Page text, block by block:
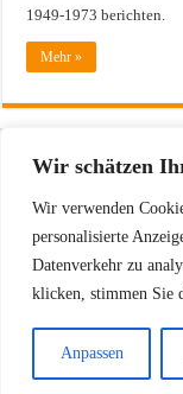
Wir schätzen
Wir verwenden
personalisierte
Datenverkehr zu
klicken, stimmen Sie
Anpassen
1949-1973 berichten.
Mehr »